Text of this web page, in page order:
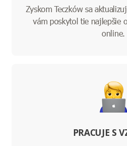
Zyskom Teczków sa
vám poskytol tie najlepšie
online.
PRACUJE S